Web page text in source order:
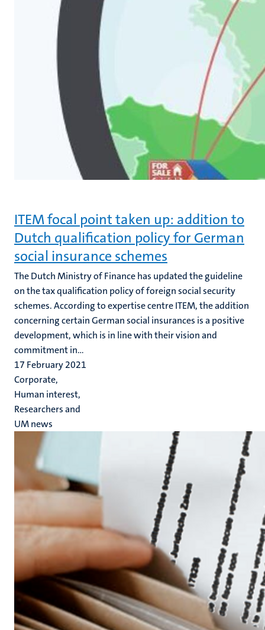
ITEM focal point taken up: addition to
Dutch qualification policy for German
social insurance schemes
The Dutch Ministry of Finance has updated the guideline
on the tax qualification policy of foreign social security
schemes. According to expertise centre ITEM, the addition
concerning certain German social insurances is a positive
development, which is in line with their vision and
commitment in...
17 February 2021
Corporate,
Human interest,
Researchers and
UM news